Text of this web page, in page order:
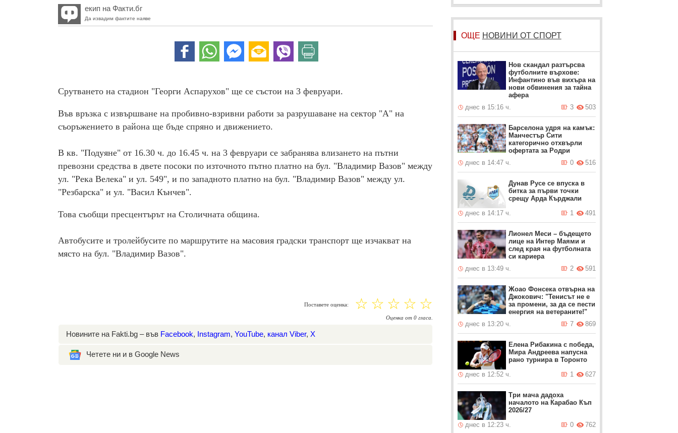
екип на Факти.бг
Да извадим фактите наяве
Срутването на стадион "Георги Аспарухов" ще се състои на 3 февруари.
Във връзка с извършване на пробивно-взривни работи за разрушаване на сектор "А" на
съоръжението в района ще бъде спряно и движението.
В кв. "Подуяне" от 16.30 ч. до 16.45 ч. на 3 февруари се забранява влизането на пътни
превозни средства в двете посоки по източното пътно платно на бул. "Владимир Вазов" между
ул. "Река Велека" и ул. 549", и по западното платно на бул. "Владимир Вазов" между ул.
"Резбарска" и ул. "Васил Кънчев".
Това съобщи пресцентърът на Столичната община.
Автобусите и тролейбусите по маршрутите на масовия градски транспорт ще изчакват на
място на бул. "Владимир Вазов".
Поставете оценка: ☆
☆
☆
☆
☆
Оценка от 0гласа.
Новините на Fakti.bg – във Facebook, Instagram, YouTube, канал Viber, X
Четете ни и в Google News
ОЩЕ НОВИНИ ОТ СПОРТ
Нов скандал разтърсва
футболните върхове:
Инфантино във вихъра на
нови обвинения за тайна
афера
днес в 15:16 ч.
503
3
Барселона удря на камък:
Манчестър Сити
категорично отхвърли
офертата за Родри
днес в 14:47 ч.
516
0
Дунав Русе се впуска в
битка за първи точки
срещу Арда Кърджали
днес в 14:17 ч.
491
1
Лионел Меси – бъдещето
лице на Интер Маями и
след края на футболната
си кариера
днес в 13:49 ч.
591
2
Жоао Фонсека отвърна на
Джокович: "Тенисът не е
за промени, за да се пести
енергия на ветераните!"
днес в 13:20 ч.
869
7
Елена Рибакина с победа,
Мира Андреева напусна
рано турнира в Торонто
днес в 12:52 ч.
627
1
Три мача дадоха
началото на Карабао Къп
2026/27
днес в 12:23 ч.
762
0